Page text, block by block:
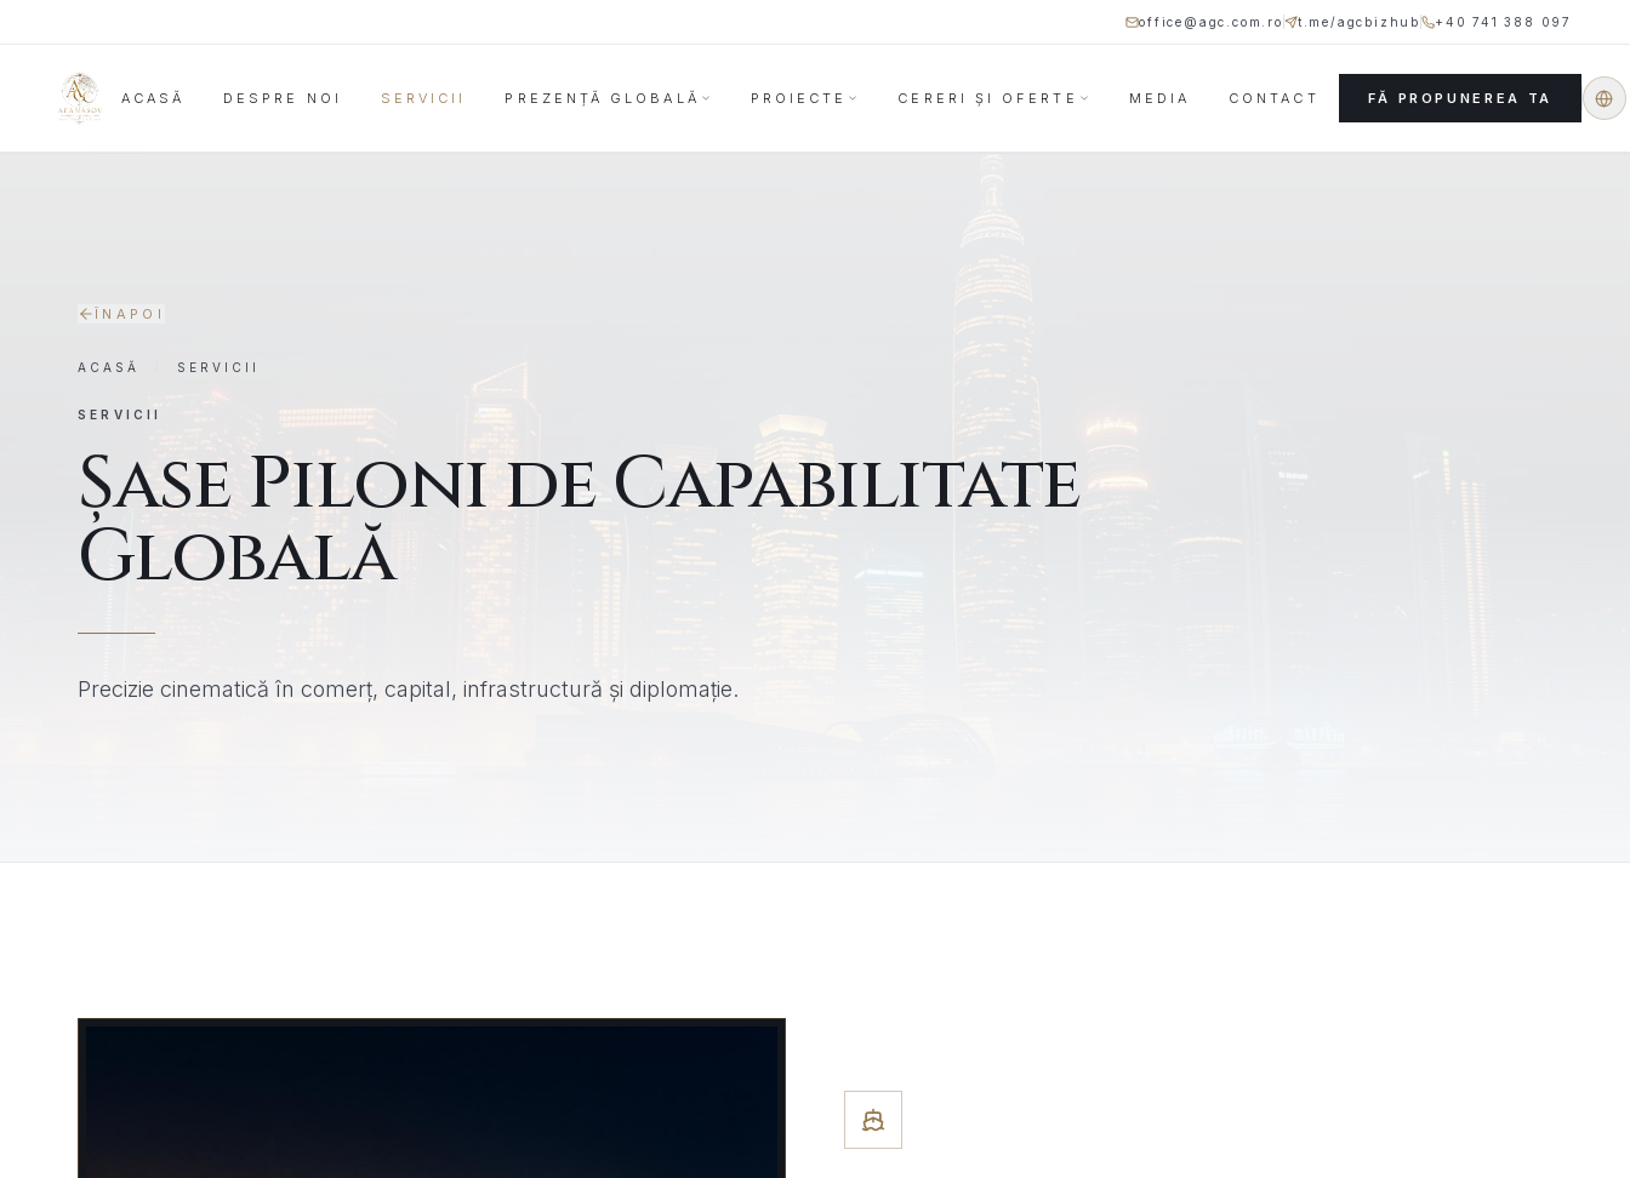
office@agc.com.ro t.me/agcbizhub +40 741 388 097
ACASĂ DESPRE NOI SERVICII PREZENȚĂ GLOBALĂ PROIECTE CERERI ȘI OFERTE MEDIA CONTACT
FĂ PROPUNEREA TA
ÎNAPOI
ACASĂ SERVICII
SERVICII
Șase Piloni de Capabilitate
Globală
Precizie cinematică în comerț, capital, infrastructură și diplomație.